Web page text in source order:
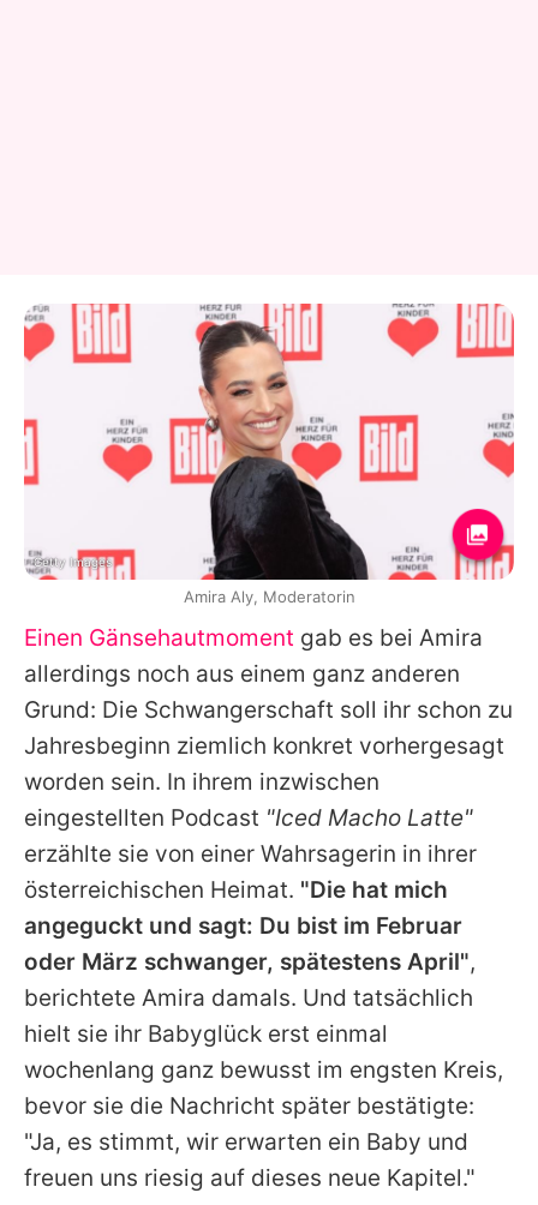
Einen Gänsehautmoment gab es bei Amira
allerdings noch aus einem ganz anderen
Grund: Die Schwangerschaft soll ihr schon zu
Jahresbeginn ziemlich konkret vorhergesagt
worden sein. In ihrem inzwischen
eingestellten Podcast "Iced Macho Latte"
erzählte sie von einer Wahrsagerin in ihrer
österreichischen Heimat. "Die hat mich
angeguckt und sagt: Du bist im Februar
oder März schwanger, spätestens April",
berichtete Amira damals. Und tatsächlich
hielt sie ihr Babyglück erst einmal
wochenlang ganz bewusst im engsten Kreis,
bevor sie die Nachricht später bestätigte:
"Ja, es stimmt, wir erwarten ein Baby und
freuen uns riesig auf dieses neue Kapitel."
Getty Images
Amira Aly, Moderatorin